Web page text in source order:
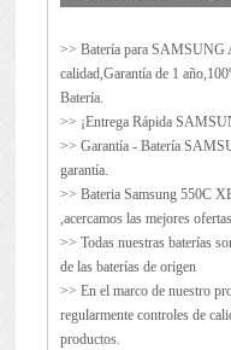
>> Batería para SAMSUNG
calidad,Garantía de 1
Batería.
>> ¡Entrega Rápida
>> Garantía - Batería
garantía.
>> Bateria Samsung 550C
,acercamos las mejores
>> Todas nuestras baterías
de las baterías de origen
>> En el marco de nuestro
regularmente controles de
productos.